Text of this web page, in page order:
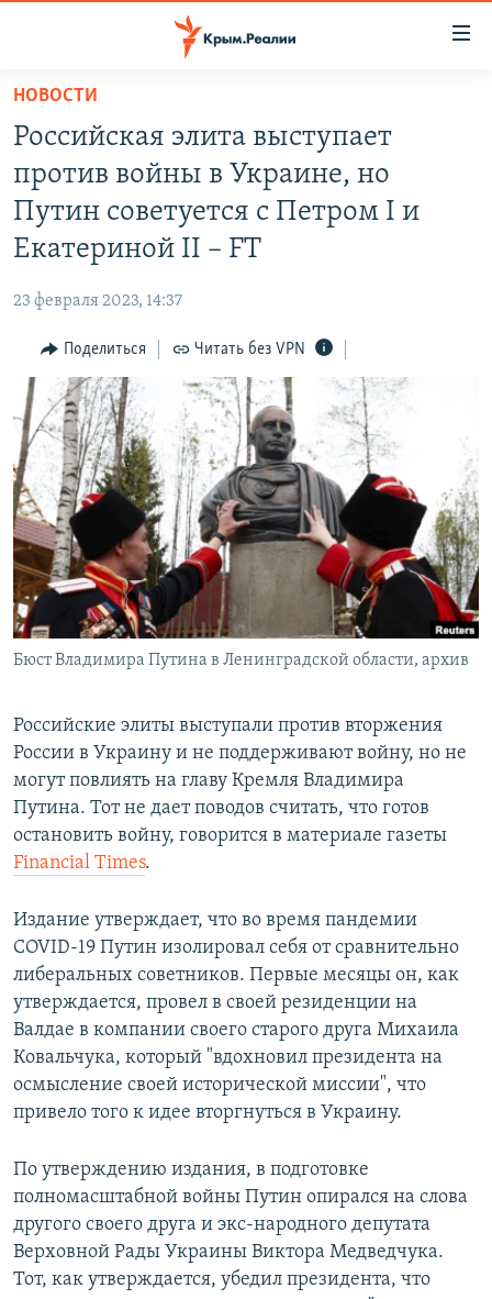
Вернуться
основному
содержанию
Вернутся
главной
Вернутся
поиску
КАРТА ВОЕННЫХ ОБЪЕКТОВ КРЫМА
ВОДА
ИСТОРИЯ
ИНТЕРАКТИВ
ИНФОГРАФИКА
ТЕЛЕПРОЕКТ КРЫМ.РЕАЛИИ
СОВЕТЫ ПРАВОЗАЩИТНИКОВ
ПРОПАВШИЕ БЕЗ ВЕСТИ
ПОБЕДИТЕЛЕЙ НЕ СУДЯТ?
КРЫМ.НЕПОКОРЕННЫЙ
ELIFBE
УКРАИНСКАЯ ПРОБЛЕМА КРЫМА
РАДІО СВОБОДА
КАК ОБОЙТИ БЛОКИРОВКУ
Українською
Qırımtatar
ПРИСОЕДИНЯЙТЕСЬ!
Все сайты RFE/RL
НОВОСТИ
Российская элита выступает
против войны в Украине, но
Путин советуется с Петром I и
Екатериной II – FT
23 февраля 2023, 14:37
Поделиться Читать без VPN
Бюст Владимира Путина в Ленинградской области, архив
Российские элиты выступали против вторжения
России в Украину и не поддерживают войну, но не
могут повлиять на главу Кремля Владимира
Путина. Тот не дает поводов считать, что готов
остановить войну, говорится в материале газеты
Financial Times.
Издание утверждает, что во время пандемии
COVID-19 Путин изолировал себя от сравнительно
либеральных советников. Первые месяцы он, как
утверждается, провел в своей резиденции на
Валдае в компании своего старого друга Михаила
Ковальчука, который "вдохновил президента на
осмысление своей исторической миссии", что
привело того к идее вторгнуться в Украину.
По утверждению издания, в подготовке
полномасштабной войны Путин опирался на слова
другого своего друга и экс-народного депутата
Верховной Рады Украины Виктора Медведчука.
Тот, как утверждается, убедил президента, что